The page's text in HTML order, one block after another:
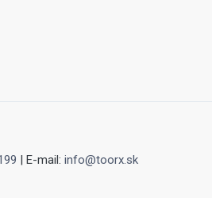
| E-mail: info@toorx.sk